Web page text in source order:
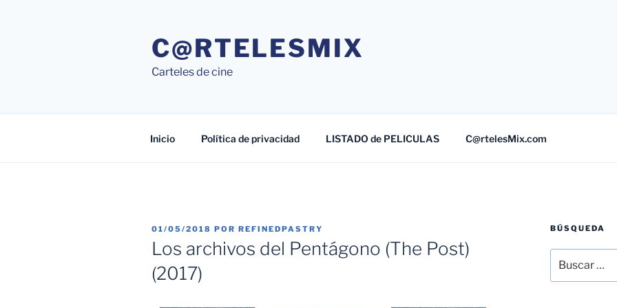
C@RTELESMIX
Carteles de cine
Inicio Política de privacidad LISTADO de PELICULAS C@rtelesMix.com
PUBLICADO
EL
01/05/2018 POR REFINEDPASTRY
Los archivos del Pentágono (The Post)
(2017)
BÚSQUEDA
por: